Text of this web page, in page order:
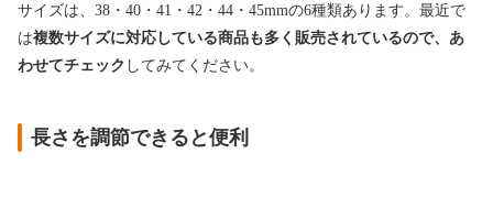
サイズは、38・40・41・42・44・45mmの6種類あります。最近で
は複数サイズに対応している商品も多く販売されているので、あ
わせてチェック してみてください。
長さを調節できると便利